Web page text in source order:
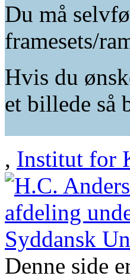
Du må
framesets/
Hvis du
et billede så
, Institut for
Denne side